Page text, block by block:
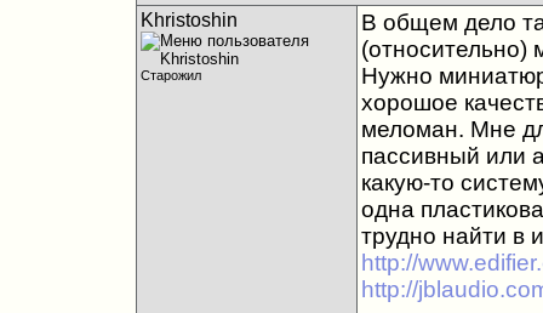
Khristoshin
Старожил
В общем дело
(относительно)
Нужно
хорошое
меломан. Мне
пассивный или
какую-то
одна
трудно найти в
http://
http://